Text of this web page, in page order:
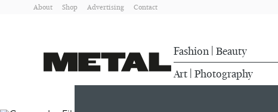
About Shop Advertising Contact
Fashion Beauty
Art Photography